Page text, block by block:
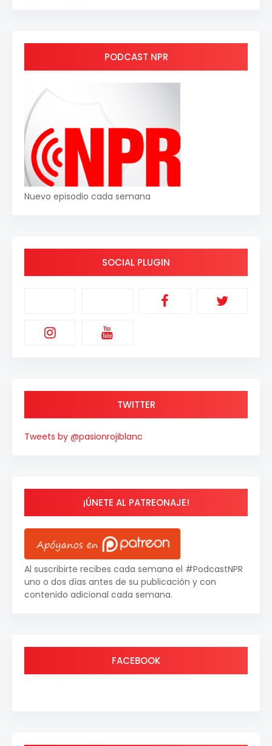
PODCAST NPR
Nuevo episodio cada semana
SOCIAL PLUGIN
TWITTER
Tweets by @pasionrojiblanc
¡ÚNETE AL PATREONAJE!
Al suscribirte recibes cada semana el #PodcastNPR
uno o dos días antes de su publicación y con
contenido adicional cada semana.
FACEBOOK